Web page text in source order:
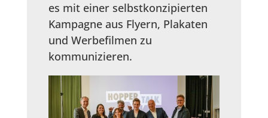
es mit einer selbstkonzipierten
Kampagne aus Flyern, Plakaten
und Werbefilmen zu
kommunizieren.